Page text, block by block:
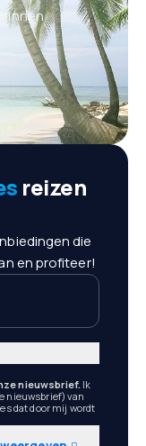
reizen
die
en profiteer!
nieuwsbrief. Ik
nieuwsbrief) van
dat door mij wordt